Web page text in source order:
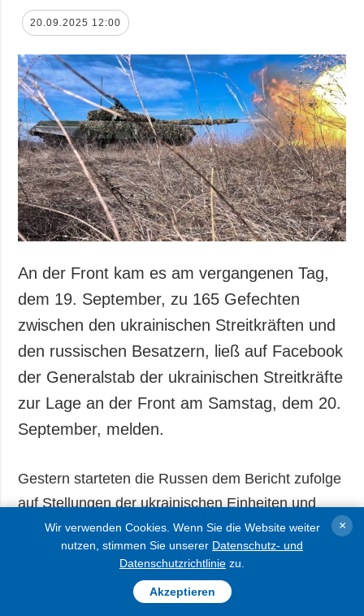
20.09.2025 12:00
An der Front kam es am vergangenen Tag,
dem 19. September, zu 165 Gefechten
zwischen den ukrainischen Streitkräften und
den russischen Besatzern, ließ auf Facebook
der Generalstab der ukrainischen Streitkräfte
zur Lage an der Front am Samstag, dem 20.
September, melden.
Gestern starteten die Russen dem Bericht zufolge
auf Stellungen der ukrainischen Einheiten und
Siedlungen zwei Raketenangriffe mit zwei
Raketen und 78 Luftangriffe mit 154 gelenkten
Wir verwenden Cookies. Wenn Sie die Website weiter
nutzen, stimmen Sie unserer Datenschutz- und
Datenschutzrichtlinie zu.
Akzeptieren
×